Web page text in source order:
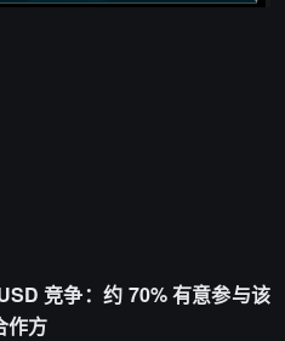
竞争：约 70% 有意参与该
作方